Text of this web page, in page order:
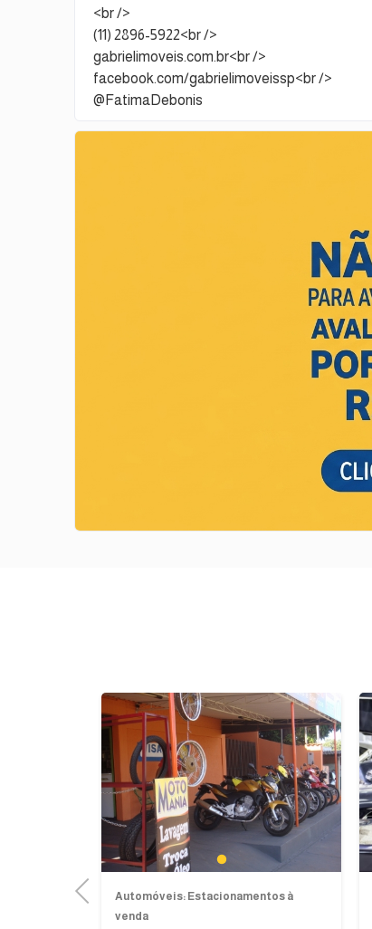
<br />
(11) 2896-5922<br />
gabrielimoveis.com.br<br />
facebook.com/gabrielimoveissp<br />
@FatimaDebonis
Previous
1
Automóveis: Estacionamentos à
venda